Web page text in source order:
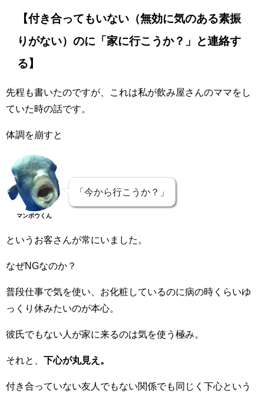
【付き合ってもいない（無効に気のある素振
りがない）のに「家に行こうか？」と連絡す
る】
先程も書いたのですが、これは私が飲み屋さんのママをし
ていた時の話です。
体調を崩すと
マンボウくん
「今から行こうか？」
というお客さんが常にいました。
なぜNGなのか？
普段仕事で気を使い、お化粧しているのに病の時くらいゆ
っくり休みたいのが本心。
彼氏でもない人が家に来るのは気を使う極み。
それと、 下心が丸見え。
付き合っていない友人でもない関係でも同じく下心という